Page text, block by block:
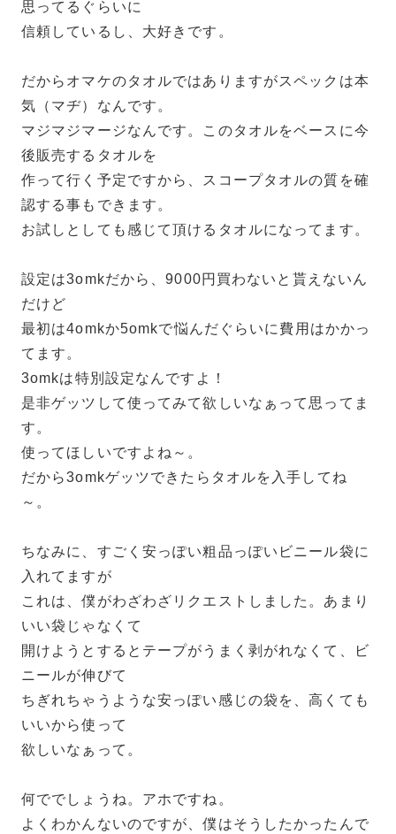
思ってるぐらいに
信頼しているし、大好きです。
だからオマケのタオルではありますがスペックは本
気（マヂ）なんです。
マジマジマージなんです。このタオルをベースに今
後販売するタオルを
作って行く予定ですから、スコープタオルの質を確
認する事もできます。
お試しとしても感じて頂けるタオルになってます。
設定は3omkだから、9000円買わないと貰えないん
だけど
最初は4omkか5omkで悩んだぐらいに費用はかかっ
てます。
3omkは特別設定なんですよ！
是非ゲッツして使ってみて欲しいなぁって思ってま
す。
使ってほしいですよね～。
だから3omkゲッツできたらタオルを入手してね
～。
ちなみに、すごく安っぽい粗品っぽいビニール袋に
入れてますが
これは、僕がわざわざリクエストしました。あまり
いい袋じゃなくて
開けようとするとテープがうまく剥がれなくて、ビ
ニールが伸びて
ちぎれちゃうような安っぽい感じの袋を、高くても
いいから使って
欲しいなぁって。
何ででしょうね。アホですね。
よくわかんないのですが、僕はそうしたかったんで